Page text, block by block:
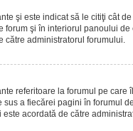
şi este indicat să le citiţi cât
forum şi în interiorul panoului
către administratorul forumului.
referitoare la forumul pe care
a fiecărei pagini în forumul
acordată de către